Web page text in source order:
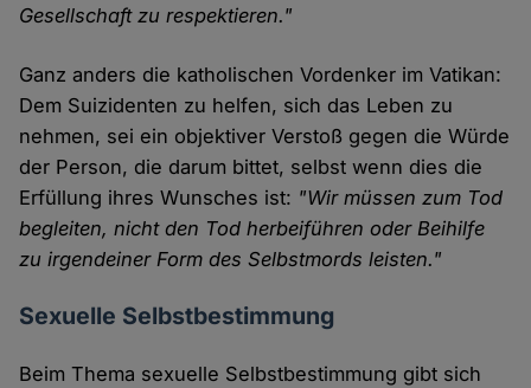
Gesellschaft zu respektieren."
Ganz anders die katholischen Vordenker im Vatikan:
Dem Suizidenten zu helfen, sich das Leben zu
nehmen, sei ein objektiver Verstoß gegen die Würde
der Person, die darum bittet, selbst wenn dies die
Erfüllung ihres Wunsches ist: "Wir müssen zum Tod
begleiten, nicht den Tod herbeiführen oder Beihilfe
zu irgendeiner Form des Selbstmords leisten."
Sexuelle Selbstbestimmung
Beim Thema sexuelle Selbstbestimmung gibt sich